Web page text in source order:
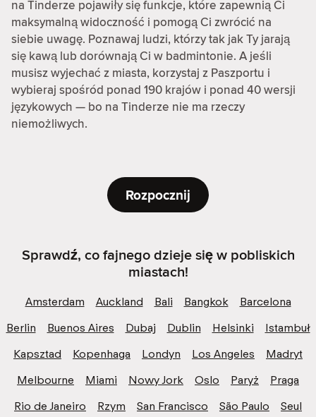
na Tinderze pojawiły się funkcje, które zapewnią Ci
maksymalną widoczność i pomogą Ci zwrócić na
siebie uwagę. Poznawaj ludzi, którzy tak jak Ty jarają
się kawą lub dorównają Ci w badmintonie. A jeśli
musisz wyjechać z miasta, korzystaj z Paszportu i
wybieraj spośród ponad 190 krajów i ponad 40 wersji
językowych — bo na Tinderze nie ma rzeczy
niemożliwych.
Rozpocznij
Sprawdź, co fajnego dzieje się w pobliskich
miastach!
Amsterdam Auckland Bali Bangkok
Barcelona
Berlin
Buenos Aires Dubaj Dublin Helsinki
Istambuł
Kapsztad
Kopenhaga Londyn Los Angeles
Madryt
Melbourne
Miami Nowy Jork Oslo Paryż
Praga
Rio de Janeiro
Rzym San Francisco São Paulo
Seul